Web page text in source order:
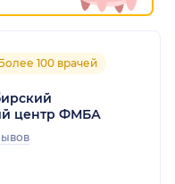
100 врачей
центр ФМБА